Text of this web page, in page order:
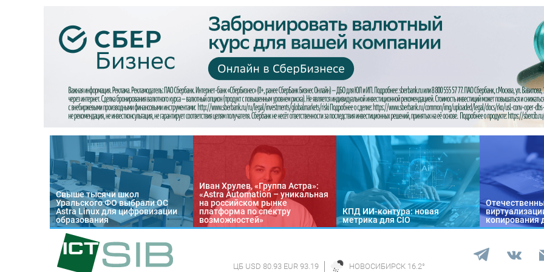
Свыше тысячи школ
Уральского ФО выбрали ОС
Astra Linux для цифровизации
образования
Иван Хрулев, «Группа Астра»:
«Astra Automation – уникальная
на российском рынке
платформа по спектру
возможностей»
КПД ИИ-контура: новая
метрика для CIO
копирования
ЦБ USD 80.93 EUR 93.19 НОВОСИБИРСК 16.2°